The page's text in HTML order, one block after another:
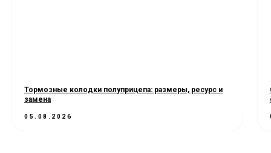
Тормозные колодки полуприцепа: размеры, ресурс и
замена
05.08.2026